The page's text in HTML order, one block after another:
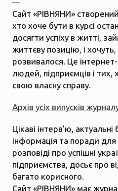
Сайт «РІВНЯНИ»
хто хоче бути в курсі
досягти успіху в житті,
життєву позицію, і
розвивалося. Це
людей, підприємців і тих,
свою власну справу.
Архів усіх випусків
Цікаві інтерв’ю,
інформація та поради
розповіді про успішні
підприємства, досьє про
багато корисного.
Сайт «РІВНЯНИ» має